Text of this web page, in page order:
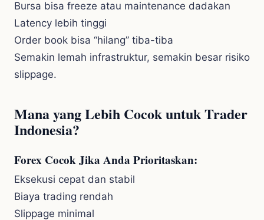
Bursa bisa freeze atau maintenance dadakan
Latency lebih tinggi
Order book bisa “hilang” tiba-tiba
Semakin lemah infrastruktur, semakin besar risiko
slippage.
Mana yang Lebih Cocok untuk Trader
Indonesia?
Forex Cocok Jika Anda Prioritaskan:
Eksekusi cepat dan stabil
Biaya trading rendah
Slippage minimal